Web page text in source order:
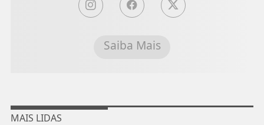
Saiba Mais
MAIS LIDAS